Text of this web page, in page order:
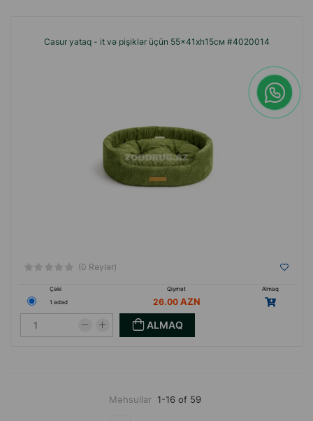
Casur yataq - it və pişiklər üçün 55x41xh15см #4020014
(0 Rəylər)
Çəki Qiymət
Almaq
1 ədəd
26.00
ALMAQ
Məhsullar 1-16 of 59